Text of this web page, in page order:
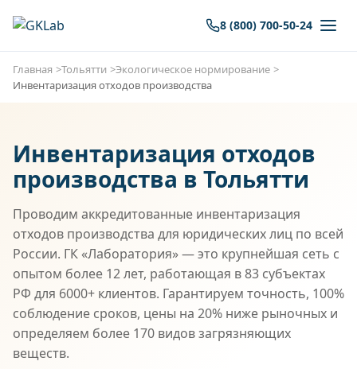
8 (800) 700-50-24
Главная Тольятти
Экологическое нормирование
Инвентаризация отходов производства
Инвентаризация отходов
производства в Тольятти
Проводим аккредитованные инвентаризация
отходов производства для юридических лиц по всей
России. ГК «Лаборатория» — это крупнейшая сеть с
опытом более 12 лет, работающая в 83 субъектах
РФ для 6000+ клиентов. Гарантируем точность, 100%
соблюдение сроков, цены на 20% ниже рыночных и
определяем более 170 видов загрязняющих
веществ.